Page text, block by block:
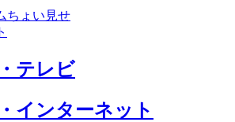
ちょい見せ
テレビ
インターネット